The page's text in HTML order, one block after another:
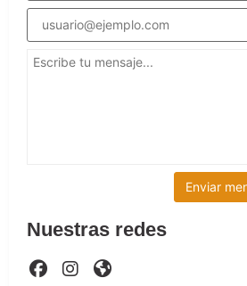
Nuestras redes